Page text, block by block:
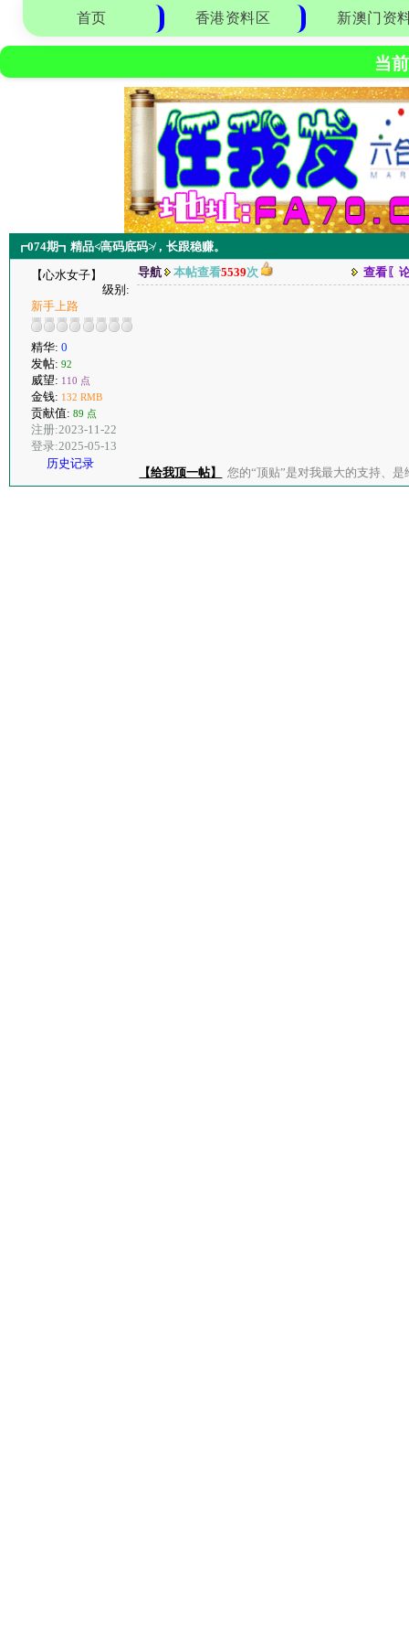
首页 香港资料区 新澳门资
当
┏074期┓精品≮高码底码≯，长跟稳赚。
【心水女子】
级别:
新手上路
精华: 0
发帖: 92
威望: 110 点
金钱: 132 RMB
贡献值: 89 点
注册:2023-11-22
登录:2025-05-13
历史记录
导航 本帖查看5539次 查看〖
【给我顶一帖】 您的“顶贴”是对我最大的支持、